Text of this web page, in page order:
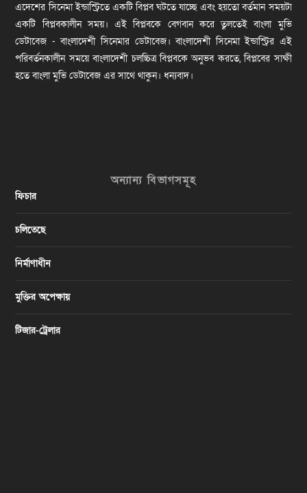
এদেশের সিনেমা ইন্ডাস্ট্রিতে একটি বিপ্লব ঘটতে যাচ্ছে এবং হয়তো বর্তমান সময়টা
একটি বিপ্লবকালীন সময়। এই বিপ্লবকে বেগবান করে তুলতেই বাংলা মুভি
ডেটাবেজ - বাংলাদেশী সিনেমার ডেটাবেজ। বাংলাদেশী সিনেমা ইন্ডাস্ট্রির এই
পরিবর্তনকালীন সময়ে বাংলাদেশী চলচ্চিত্র বিপ্লবকে অনুভব করতে, বিপ্লবের সাক্ষী
হতে বাংলা মুভি ডেটাবেজ এর সাথে থাকুন। ধন্যবাদ।
অন্যান্য বিভাগসমূহ
ফিচার
চলিতেছে
নির্মাণাধীন
মুক্তির অপেক্ষায়
টিজার-ট্রেলার